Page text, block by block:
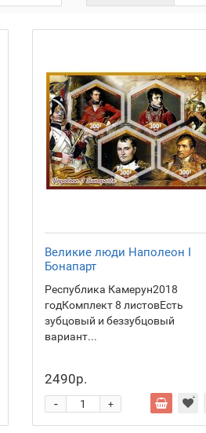
Великие люди Наполеон I
Бонапарт
Республика Камерун2018
годКомплект 8 листовЕсть
зубцовый и беззубцовый
вариант...
2490р.
+
-